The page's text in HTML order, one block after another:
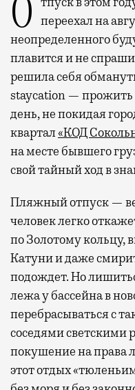
Отпуск в этом году у меня кочует: сначала переехал на
неопределенного
плавится и не
решила себя
staycation —
день, не покидая
квартал«КОД
на месте бывшего
свой тайный ход в
Пляжный отпуск —
человек легко
по Золотому кольцу,
Катуни и даже
подождет. Но
лежа у бассейна в
перебрасываться с
соседями светскими
покушение на права
этот отдых